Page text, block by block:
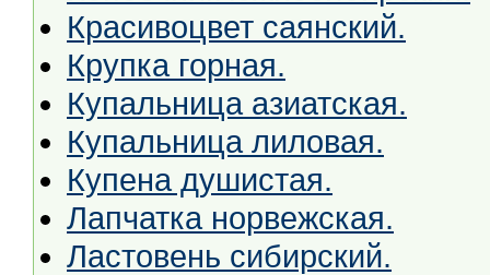
Красивоцвет саянский.
Крупка горная.
Купальница азиатская.
Купальница лиловая.
Купена душистая.
Лапчатка норвежская.
Ластовень сибирский.